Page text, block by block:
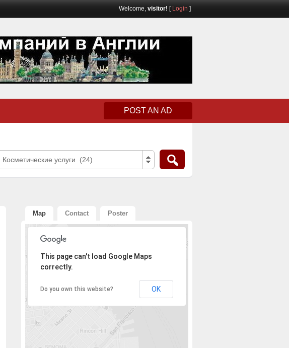
Welcome, visitor! [ Login ]
POST AN AD
Косметические услуги (24)
Map Contact Poster
Sorry, the address could not be found.
This page can't load Google Maps
correctly.
Do you own this website? OK